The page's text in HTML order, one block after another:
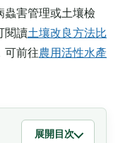
蟲害管理或土壤檢
閱讀土壤改良方法比
可前往農用活性水產
展開目次